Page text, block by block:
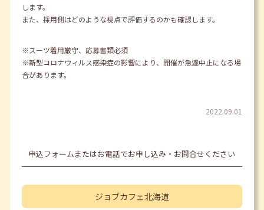
します。
また、採用側はどのような視点で評価するのかも確認します。
※スーツ着用厳守、応募書類必須
※新型コロナウィルス感染症の影響により、開催が急遽中止になる場
合があります。
2022.09.01
申込フォームまたはお電話でお申し込み・お問合せください
ジョブカフェ北海道